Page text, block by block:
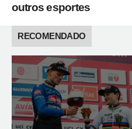
outros esportes
RECOMENDADO